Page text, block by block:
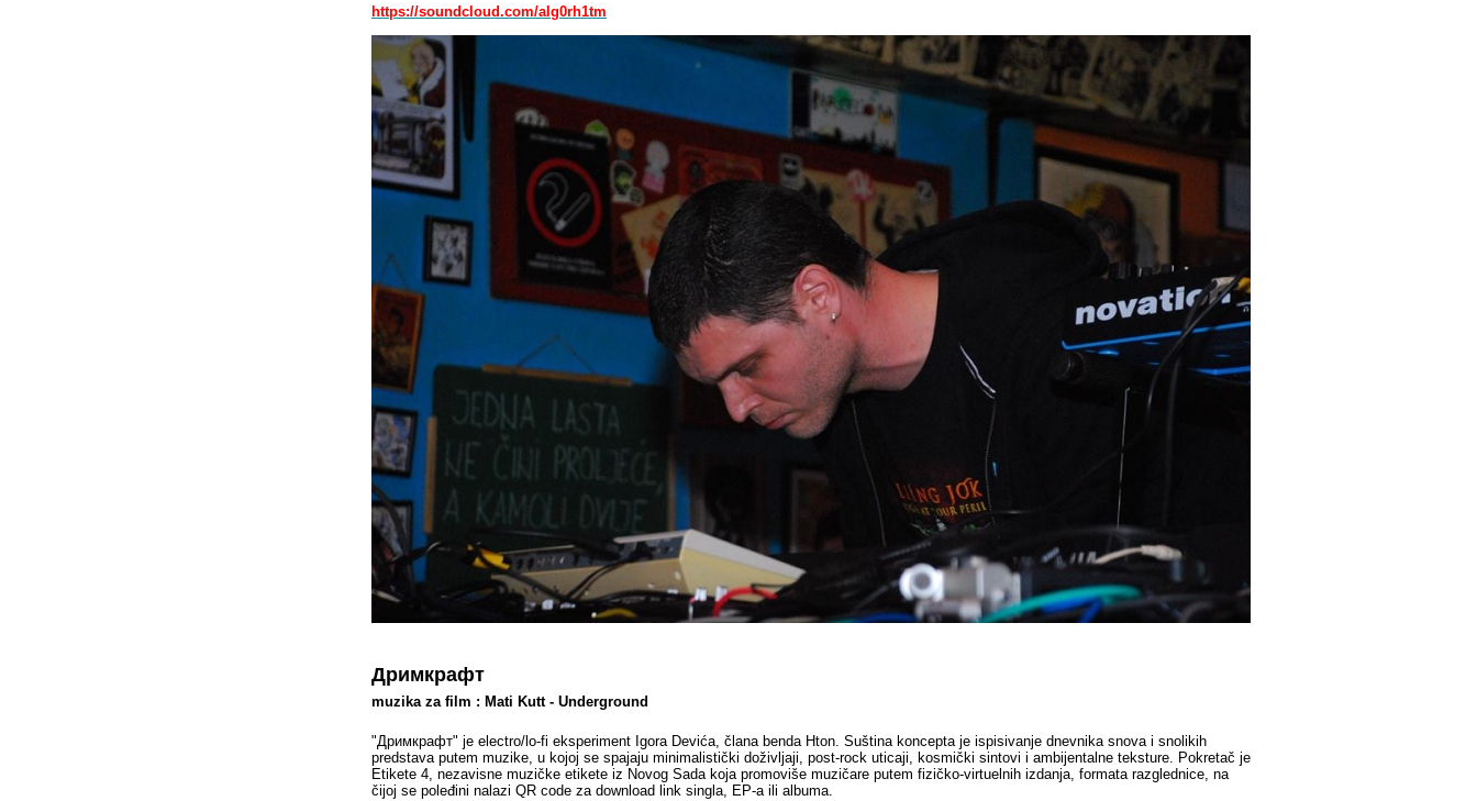
https://soundcloud.com/alg0rh1tm
Дримкрафт
muzika za film : Mati Kutt - Underground
"Дримкрафт" je electro/lo-fi eksperiment Igora Devića, člana benda Hton. Suština koncepta je ispisivanje dnevnika snova i snolikih
predstava putem muzike, u kojoj se spajaju minimalistički doživljaji, post-rock uticaji, kosmički sintovi i ambijentalne teksture. Pokretač je
Etikete 4, nezavisne muzičke etikete iz Novog Sada koja promoviše muzičare putem fizičko-virtuelnih izdanja, formata razglednice, na
čijoj se poleđini nalazi QR code za download link singla, EP-a ili albuma.